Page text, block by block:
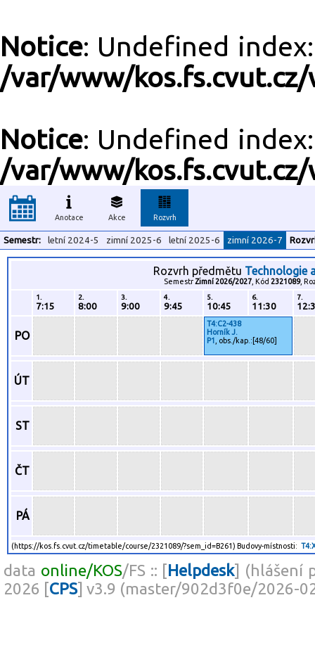
Notice: Undefined index:
/var/www/
Notice: Undefined index:
/var/www/
Anotace Akce Rozvrh
Semestr: letní 2024-5 zimní 2025-6 letní 2025-6 zimní 2026-7
Rozvrh předmětu Technologie
Semestr Zimní 2026/2027, Kód 2321089,
1.
7:15
2.
8:00
3.
9:00
4.
9:45
5.
10:45
6.
11:30
7.
PO
T4:C2-438
Horník J.
P1 , obs./kap.:[48/60]
ÚT
ST
ČT
PÁ
(https://kos.fs.cvut.cz/timetable/course/2321089/?sem_id=B261) Budovy-místnosti:
data online/KOS/FS :: [Helpdesk] (hlášení
2026 [CPS] v3.9 (master/902d3f0e/2026-